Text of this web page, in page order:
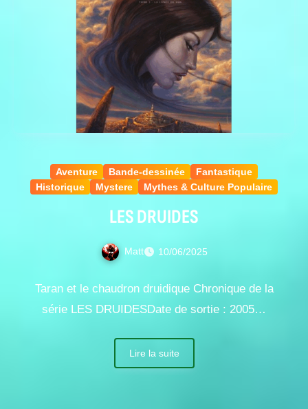
Aventure Bande-dessinée
Fantastique
Historique
Mystere Mythes & Culture Populaire
LES DRUIDES
Matt 10/06/2025
Taran et le chaudron druidique Chronique de la
série LES DRUIDESDate de sortie : 2005…
Lire la suite